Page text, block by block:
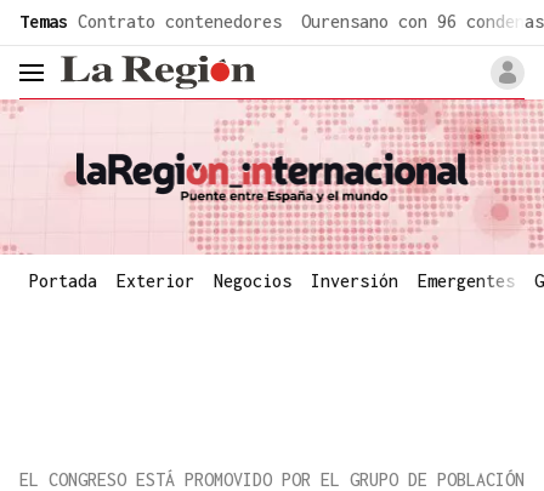
Temas Contrato contenedores Ourensano con 96 condenas
header.menu.open
Portada Exterior Negocios Inversión Emergentes
EL CONGRESO ESTÁ PROMOVIDO POR EL GRUPO DE POBLACIÓN